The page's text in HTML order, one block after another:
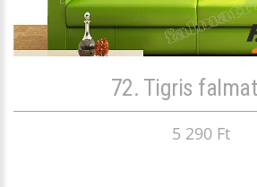
72. Tigris
5 290 Ft